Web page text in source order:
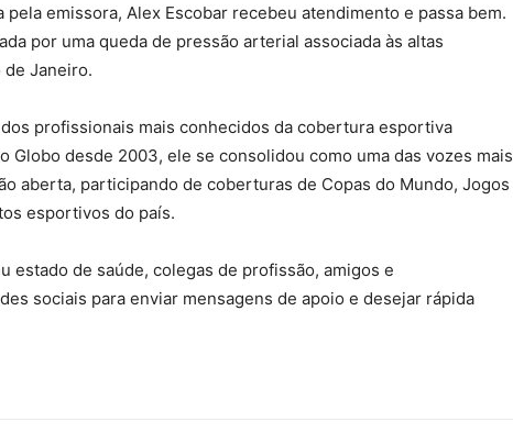
emissora, Alex Escobar recebeu atendimento e passa bem.
por uma queda de pressão arterial associada às altas
Janeiro.
profissionais mais conhecidos da cobertura esportiva
Globo desde 2003, ele se consolidou como uma das vozes mais
aberta, participando de coberturas de Copas do Mundo, Jogos
esportivos do país.
estado de saúde, colegas de profissão, amigos e
sociais para enviar mensagens de apoio e desejar rápida